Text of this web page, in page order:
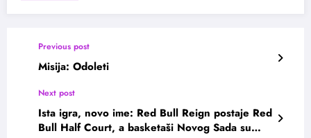
Previous post
Misija: Odoleti
Next post
Ista igra, novo ime: Red Bull Reign postaje Red
Bull Half Court, a basketaši Novog Sada su